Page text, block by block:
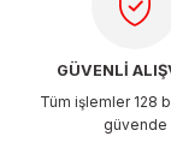
Bu ürüne benzer
GÜVENLİ
Tüm işlemler 128
güvende